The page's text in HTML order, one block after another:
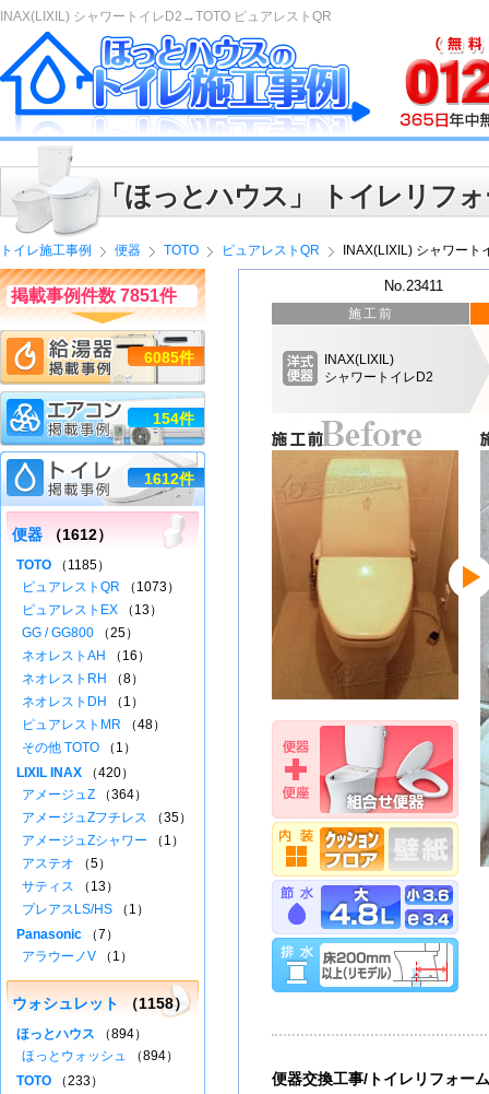
INAX(LIXIL) シャワートイレD2→TOTO ピュアレストQR
「ほっとハウス」 トイレリフ
トイレ施工事例 便器 TOTO ピュアレストQR INAX(LIXIL) シャワー
No.23411
施工前
INAX(LIXIL)
シャワートイレD2
便器交換工事/トイレリフォーム
掲載事例件数 7851件
6085件
154件
1612件
便器 （1612）
TOTO （1185）
ピュアレストQR （1073）
ピュアレストEX （13）
GG / GG800 （25）
ネオレストAH
（16）
ネオレストRH
（8）
ネオレストDH
（1）
ピュアレストMR （48）
その他 TOTO （1）
LIXIL INAX （420）
アメージュZ （364）
アメージュZフチレス （35）
アメージュZシャワー （1）
アステオ （5）
サティス （13）
プレアスLS/HS （1）
Panasonic （7）
アラウーノV （1）
ウォシュレット （1158）
ほっとハウス （894）
ほっとウォッシュ （894）
TOTO （233）